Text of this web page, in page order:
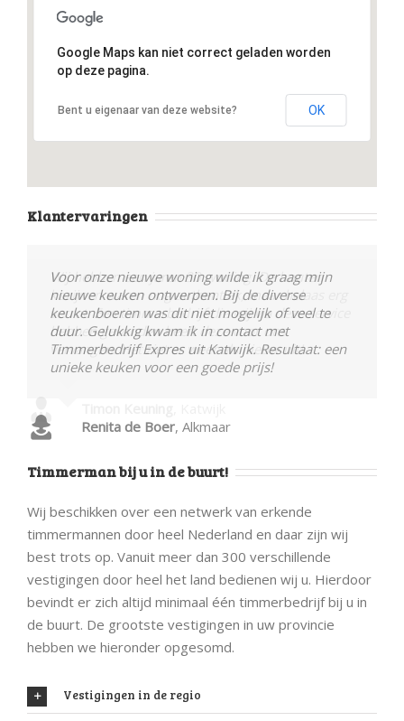
Google Maps kan niet correct geladen worden
op deze pagina.
Bent u eigenaar van deze website? OK
Klantervaringen
Wij hebben een jaren 30 woning. De houten
kozijnen waren nog authentiek, maar helaas erg
verrot. Een timmerbedrijf die wij via deze service
hebben gevonden heeft deze voor ons
vervangen. Het ziet er weer als nieuw uit!
timmermannen door heel Nederland en daar zijn wij
best trots op. Vanuit meer dan 300 verschillende
vestigingen door heel het land bedienen wij u. Hierdoor
bevindt er zich altijd minimaal één timmerbedrijf bij u in
de buurt. De grootste vestigingen in uw provincie
hebben we hieronder opgesomd.